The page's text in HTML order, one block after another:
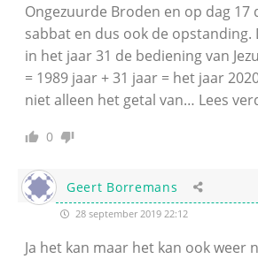
Ongezuurde Broden en op dag 17
sabbat en dus ook de
in het jaar 31 de bediening van
= 1989 jaar + 31 jaar = het jaar
niet alleen het getal van… Lees
0
Geert Borremans
28 september 2019 22:12
Ja het kan maar het kan ook weer